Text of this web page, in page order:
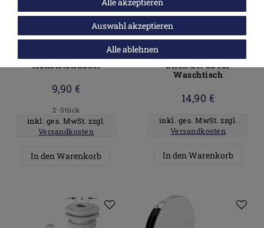
Duravit Dübel-Set für
WC Sitz Befestigung
Kunststoffdübel
9,90 €
2 Stück
inkl. ges. MwSt. zzgl.
Versandkosten
In den Warenkorb
Sifon DN 32 für
Waschtisch
14,90 €
inkl. ges. MwSt. zzgl.
Versandkosten
In den Warenkorb
Auswahl akzeptieren
Alle ablehnen